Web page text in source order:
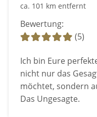
ca. 101 km entfernt
Bewertung:
(5)
Ich bin Eure
nicht nur das
möchtet, sondern
Das Ungesagte.